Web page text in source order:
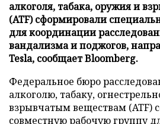
алкоголя, табака, оружия и
(ATF) сформировали
для координации
вандализма и поджогов,
Tesla, сообщает Bloomberg.
Федеральное бюро
алкоголю, табаку,
взрывчатым веществам (ATF)
совместную рабочую группу